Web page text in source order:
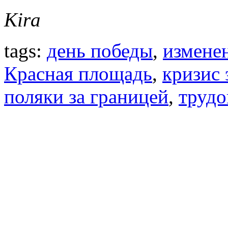
Kira
tags: день победы,
Красная площадь, кризис
поляки за границей,